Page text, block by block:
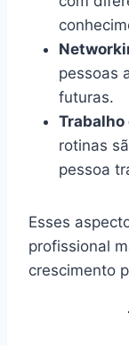
pessoas
futuras.
rotinas
pessoa
Esses
profissional
crescimento